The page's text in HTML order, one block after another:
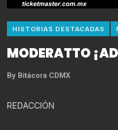
HISTORIAS DESTACADAS
MODERATTO
By Bitácora CDMX
REDACCIÓN